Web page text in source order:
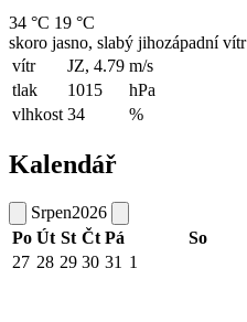
34 °C 19 °C
skoro jasno, slabý jihozápadní vítr
vítr
JZ, 4.79 m/s
tlak
1015
hPa
vlhkost 34 %
Kalendář
Srpen2026
Po Út St Čt Pá So
27 28 29 30 31 1